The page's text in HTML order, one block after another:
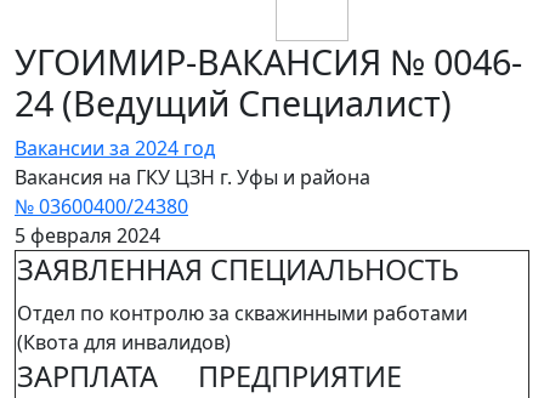
УГОИМИР-ВАКАНСИЯ № 0046-
24 (Ведущий Специалист)
Вакансии за 2024 год
Вакансия на ГКУ ЦЗН г. Уфы и района
№ 03600400/24380
5 февраля 2024
ЗАЯВЛЕННАЯ СПЕЦИАЛЬНОСТЬ
Отдел по контролю за скважинными работами
(Квота для инвалидов)
ЗАРПЛАТА ПРЕДПРИЯТИЕ